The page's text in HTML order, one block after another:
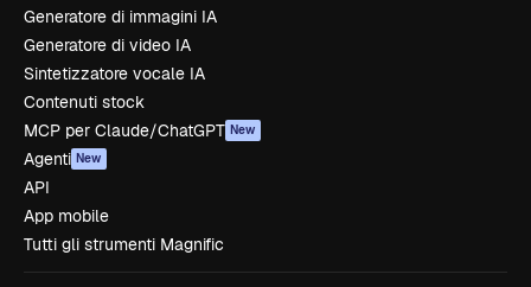
Generatore di immagini IA
Generatore di video IA
Sintetizzatore vocale IA
Contenuti stock
MCP per Claude/ChatGPT New
Agenti New
API
App mobile
Tutti gli strumenti Magnific